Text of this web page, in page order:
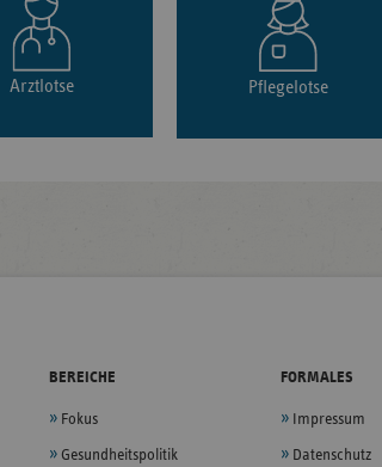
Arztlotse Pflegelotse
BEREICHE
Fokus
Gesundheitspolitik
FORMALES
Impressum
Datenschutz